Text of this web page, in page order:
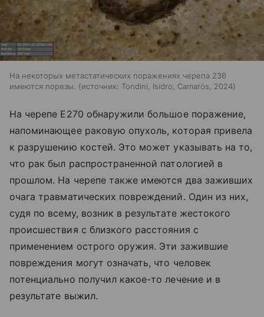
На некоторых метастатических поражениях черепа 236
имеются порезы.
источник: Tondini, Isidro, Camarós, 2024
На черепе E270 обнаружили большое поражение,
напоминающее раковую опухоль, которая привела
к разрушению костей. Это может указывать на то,
что рак был распространенной патологией в
прошлом. На черепе также имеются два заживших
очага травматических повреждений. Один из них,
судя по всему, возник в результате жестокого
происшествия с близкого расстояния с
применением острого оружия. Эти зажившие
повреждения могут означать, что человек
потенциально получил какое-то лечение и в
результате выжил.